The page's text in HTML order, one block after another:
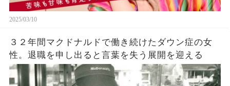
2025/03/10
３２年間マクドナルドで働き続けたダウン症の女
性。退職を申し出ると言葉を失う展開を迎える